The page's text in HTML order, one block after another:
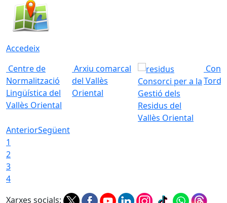
Accedeix
Centre de
Normalització
Lingüística del
Vallès Oriental
Arxiu comarcal
del Vallès
Oriental
Consorci per a la
Gestió dels
Residus del
Vallès Oriental
AnteriorSegüent
1
2
3
4
Xarxes socials: